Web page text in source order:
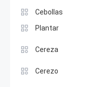
Cebollas
Plantar
Cereza
Cerezo